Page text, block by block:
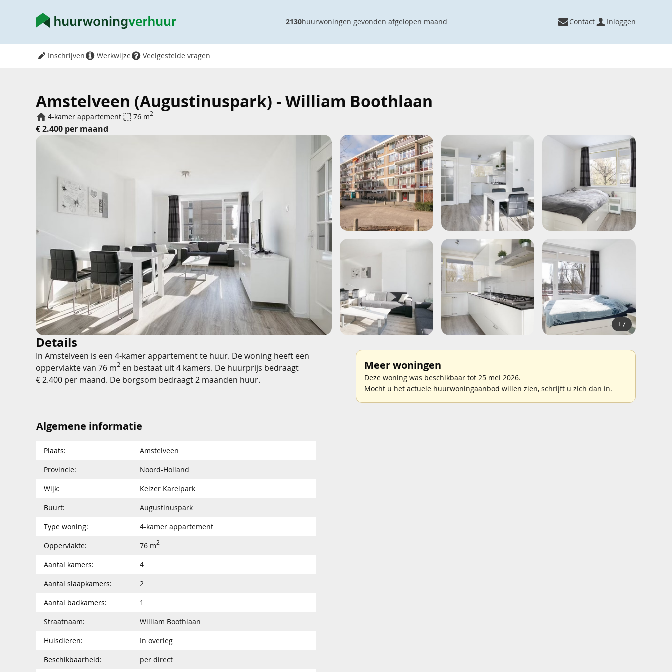
2130huurwoningen gevonden afgelopen maand Contact Inloggen
Inschrijven Werkwijze Veelgestelde vragen
Amstelveen (Augustinuspark) - William Boothlaan
4-kamer appartement 76 m2
€ 2.400 per maand
+7
Details
In Amstelveen is een 4-kamer appartement te huur. De woning heeft een
oppervlakte van 76 m2 en bestaat uit 4 kamers. De huurprijs bedraagt
€ 2.400 per maand. De borgsom bedraagt 2 maanden huur.
Meer woningen
Deze woning was beschikbaar tot 25 mei 2026.
Mocht u het actuele huurwoningaanbod willen zien, schrijft u zich dan in.
Algemene informatie
Plaats:
Amstelveen
Provincie:
Noord-Holland
Wijk:
Keizer Karelpark
Buurt:
Augustinuspark
Type woning:
4-kamer appartement
Oppervlakte:
76 m2
Aantal kamers:
4
Aantal slaapkamers:
2
Aantal badkamers:
1
Straatnaam:
William Boothlaan
Huisdieren:
In overleg
Beschikbaarheid:
per direct